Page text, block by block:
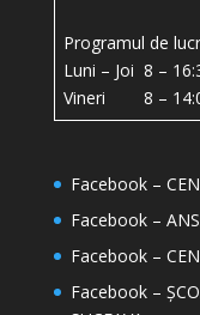
Programul de
Luni – Joi 8 –
Vineri 8 –
Facebook –
Facebook –
Facebook –
Facebook –